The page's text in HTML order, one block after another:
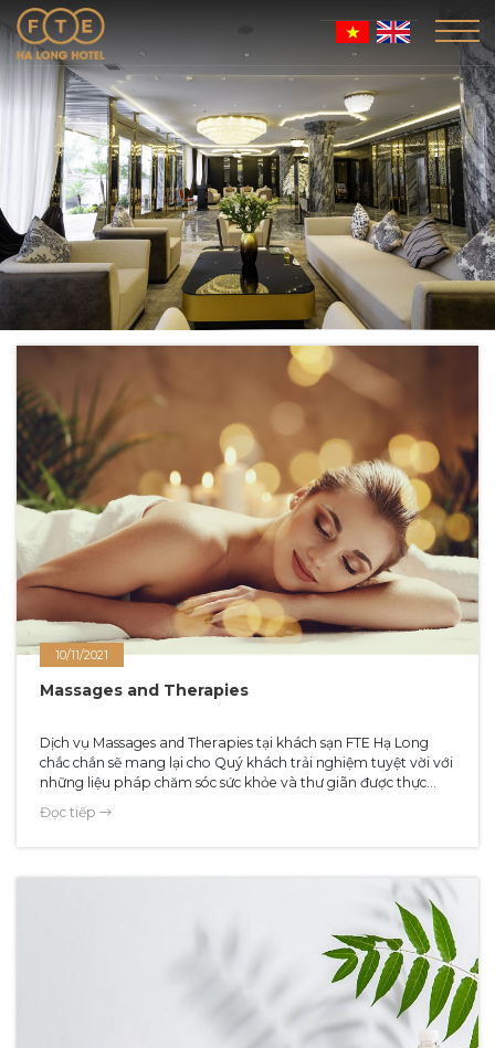
10/11/2021
Massages and Therapies
Dịch vụ Massages and Therapies tại khách sạn FTE Hạ Long
chắc chắn sẽ mang lại cho Quý khách trải nghiệm tuyệt vời với
những liệu pháp chăm sóc sức khỏe và thư giãn được thực
hiện bởi đội ngũ chuyên viên tận tâm và chuyên nghiệp, các
liệu trình massage và trị liệu giúp giảm căng thẳng, cải thiện
Đọc tiếp